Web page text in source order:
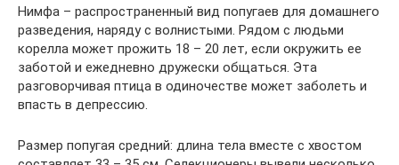
Нимфа – распространенный вид попугаев для домашнего
разведения, наряду с волнистыми. Рядом с людьми
корелла может прожить 18 – 20 лет, если окружить ее
заботой и ежедневно дружески общаться. Эта
разговорчивая птица в одиночестве может заболеть и
впасть в депрессию.
Размер попугая средний: длина тела вместе с хвостом